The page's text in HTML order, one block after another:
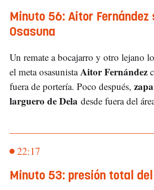
Minuto 56: Aitor Fernández
Osasuna
Un remate a bocajarro y otro lejano
el meta osasunistaAitor Fernández
fuera de portería. Poco después,
larguero de Dela desde fuera del
22:17
Minuto 53: presión total